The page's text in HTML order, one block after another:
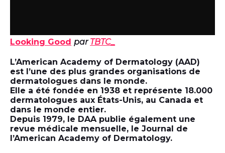
Looking Good parTBTC_
L’American Academy of Dermatology (AAD)
est l’une des plus grandes organisations de
dermatologues dans le monde.
Elle a été fondée en 1938 et représente 18.000
dermatologues aux États-Unis, au Canada et
dans le monde entier.
Depuis 1979, le DAA publie également une
revue médicale mensuelle, le Journal de
l’American Academy of Dermatology.